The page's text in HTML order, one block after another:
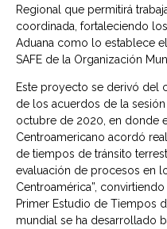
Regional que permitirá
coordinada, fortaleciendo
Aduana como lo establece
SAFE de la Organización
Este proyecto se derivó del
de los acuerdos de la
octubre de 2020, en donde
Centroamericano acordó
de tiempos de tránsito
evaluación de procesos en
Centroamérica”,
Primer Estudio de Tiempos
mundial se ha desarrollado